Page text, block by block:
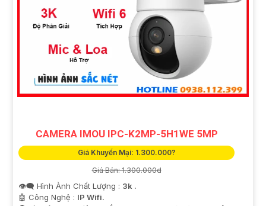
CAMERA IMOU IPC-K2MP-5H1WE 5MP
Giá Khuyến Mại: 1.300.000?
Giá Bán: 1.300.000d
👁️‍🗨 Hình Ành Chất Lượng : 3k .
🤖️ Công Nghệ : IP Wifi.